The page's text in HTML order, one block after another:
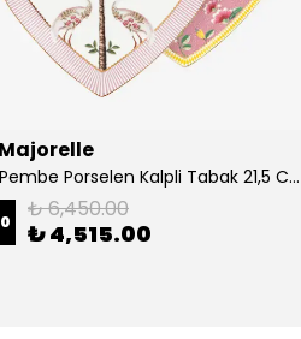
2'Li Pembe Porselen Kalpli Tabak 21,5 Cm La Majorelle
₺ 6,450.00
₺ 4,515.00